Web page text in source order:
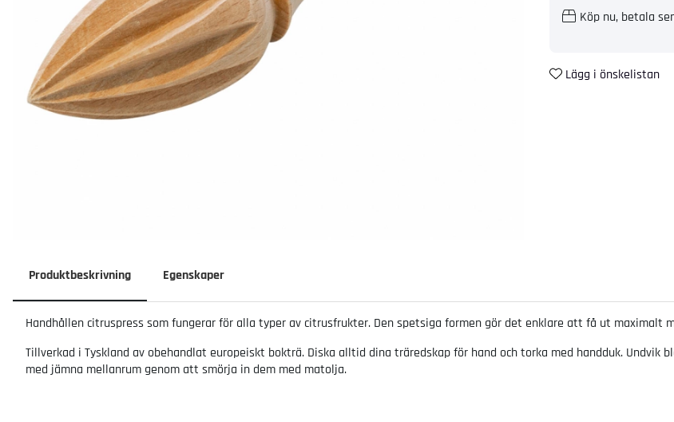
Köp nu, betala
Lägg i önskelistan
Produktbeskrivning Egenskaper
Handhållen citruspress som fungerar för alla typer av citrusfrukter. Den spetsiga formen gör det enklare att få ut maximalt
Tillverkad i Tyskland av obehandlat europeiskt bokträ. Diska alltid dina träredskap för hand och torka med handduk.
med jämna mellanrum genom att smörja in dem med matolja.